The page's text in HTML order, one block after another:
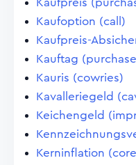
Kaufpreis
Kaufoption (call)
Kaufpreis-
Kauftag
Kauris (cowries)
Kavalleriegeld
Keichengeld
Kerninflation